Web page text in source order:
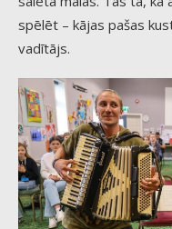
spēlēt – kājas pašas
vadītājs.